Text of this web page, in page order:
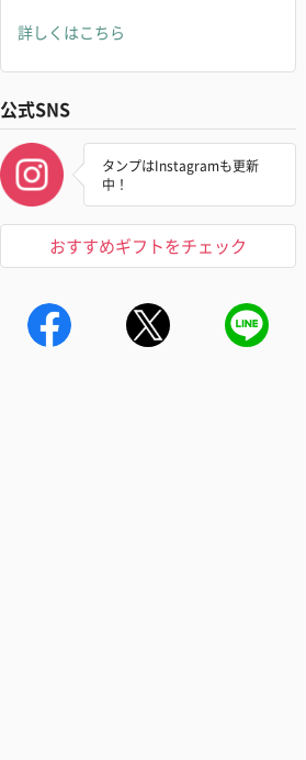
詳しくはこちら
公式SNS
タンプはInstagramも更新
中！
おすすめギフトをチェック